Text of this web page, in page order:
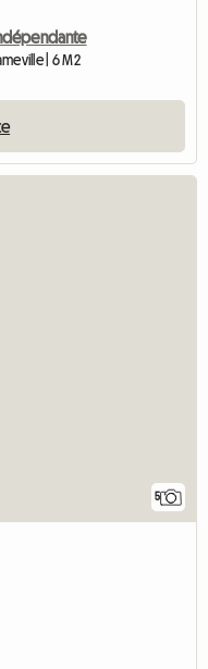
| 6 M2
5